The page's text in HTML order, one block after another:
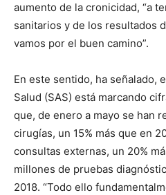
aumento de la cronicidad, “a
sanitarios y de los resultados
vamos por el buen camino”.
En este sentido, ha señalado,
Salud (SAS) está marcando
que, de enero a mayo se han
cirugías, un 15% más que en
consultas externas, un 20%
millones de pruebas
2018. “Todo ello